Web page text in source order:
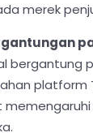
merek
bergantung
platform